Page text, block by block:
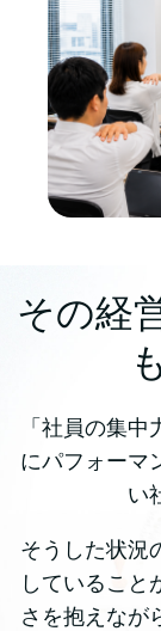
その経
「社員の集
にパフォーマ
い
そうした状況
していること
さを抱えなが